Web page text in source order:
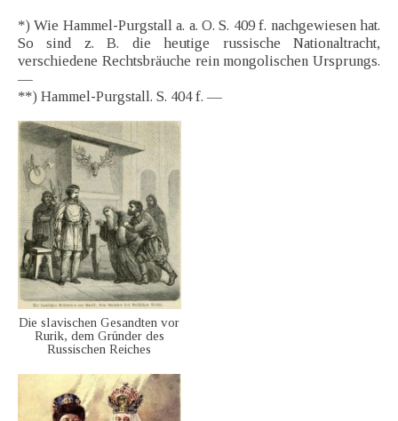
*) Wie Hammel-Purgstall a. a. O. S. 409 f. nachgewiesen hat.
So sind z. B. die heutige russische Nationaltracht,
verschiedene Rechtsbräuche rein mongolischen Ursprungs.
—
**) Hammel-Purgstall. S. 404 f. —
Die slavischen Gesandten vor
Rurik, dem Gründer des
Russischen Reiches